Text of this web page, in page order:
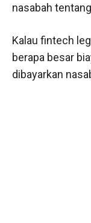
nasabah
Kalau fintech
berapa besar
dibayarkan